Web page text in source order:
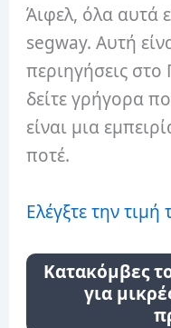
Άιφελ, όλα αυτά
segway. Αυτή
περιηγήσεις στο
δείτε γρήγορα
είναι μια
ποτέ.
Ελέγξτε την
Κατακόμβες
για